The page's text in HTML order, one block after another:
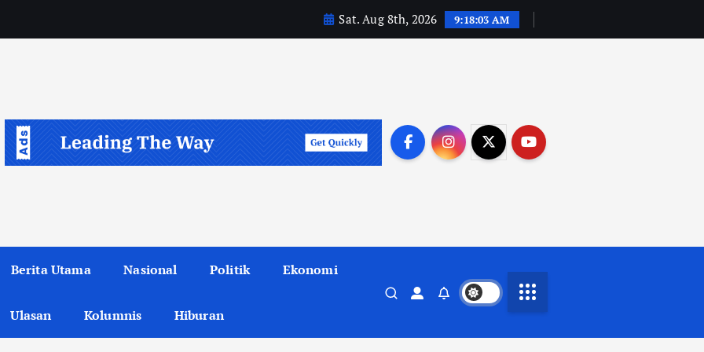
Sat. Aug 8th, 2026 9:18:04 AM
Berita Utama Nasional Politik Ekonomi
Ulasan Kolumnis Hiburan